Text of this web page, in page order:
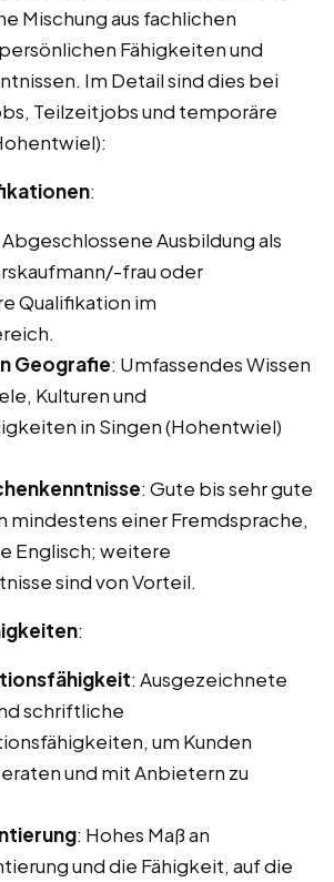
Mischung aus fachlichen
Fähigkeiten und
Im Detail sind dies bei
Teilzeitjobs und temporäre
:
Abgeschlossene Ausbildung als
frau oder
Qualifikation im
Geografie: Umfassendes Wissen
Kulturen und
in Singen (Hohentwiel)
: Gute bis sehr gute
mindestens einer Fremdsprache,
Englisch; weitere
sind von Vorteil.
:
: Ausgezeichnete
schriftliche
um Kunden
und mit Anbietern zu
: Hohes Maß an
und die Fähigkeit, auf die